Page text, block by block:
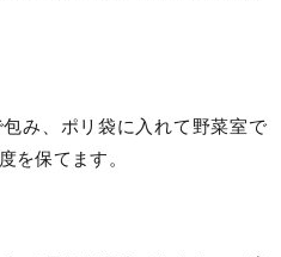
み、ポリ袋に入れて野菜室で
を保てます。